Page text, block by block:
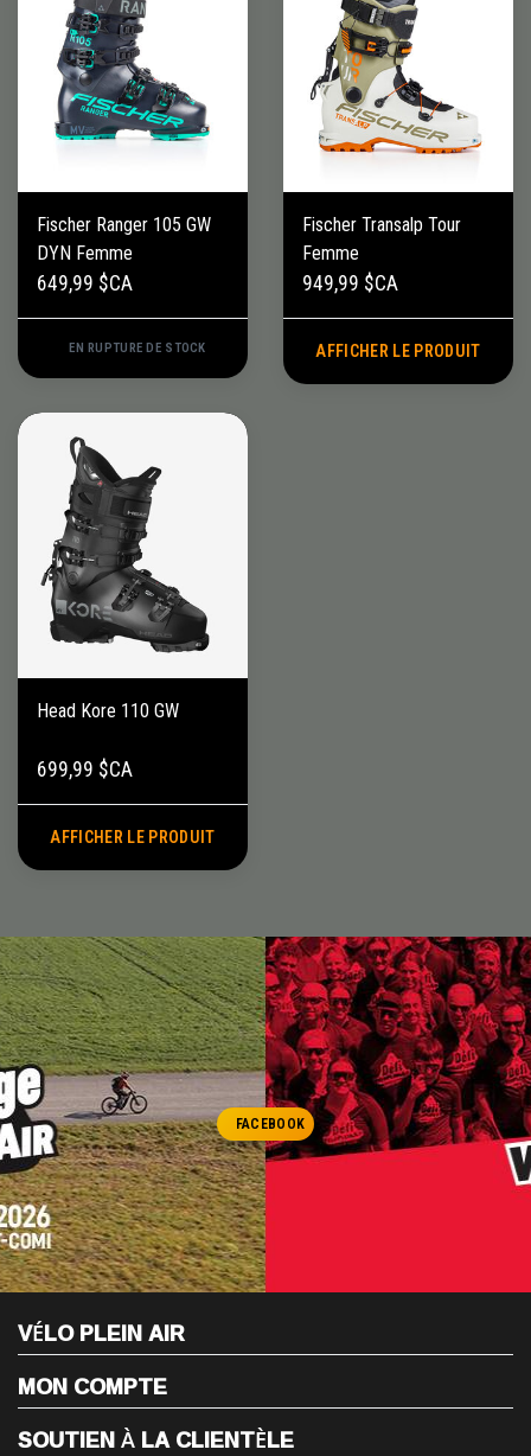
Fischer Ranger 105 GW
DYN Femme
649,99 $CA
EN RUPTURE DE STOCK
Fischer Transalp Tour
Femme
949,99 $CA
AFFICHER LE PRODUIT
Head Kore 110 GW
699,99 $CA
AFFICHER LE PRODUIT
FACEBOOK
VÉLO PLEIN AIR
MON COMPTE
SOUTIEN À LA CLIENTÈLE